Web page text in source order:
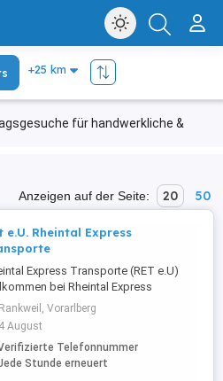
für handwerkliche &
Anzeigen auf der Seite: 20 50
e.U. Rheintal Express
Express Transporte (RET e.U)
bei Rheintal Express
Ich biete zuverlässige und
Transportdienstleistungen für
und Geschäftskunden in Vorarlberg
Umgebung an. Kundenzufriedenheit,
und ein sorgfältiger Umgang
Rankweil, Vorarlberg
4 August
Telefonnummer
Stunde erneuert